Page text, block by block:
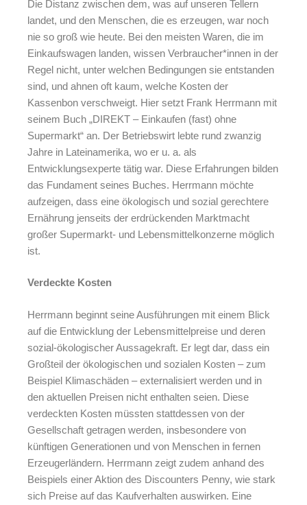
Die Distanz zwischen dem, was auf unseren Tellern
landet, und den Menschen, die es erzeugen, war noch
nie so groß wie heute. Bei den meisten Waren, die im
Einkaufswagen landen, wissen Verbraucher*innen in der
Regel nicht, unter welchen Bedingungen sie entstanden
sind, und ahnen oft kaum, welche Kosten der
Kassenbon verschweigt. Hier setzt Frank Herrmann mit
seinem Buch „DIREKT – Einkaufen (fast) ohne
Supermarkt“ an. Der Betriebswirt lebte rund zwanzig
Jahre in Lateinamerika, wo er u. a. als
Entwicklungsexperte tätig war. Diese Erfahrungen bilden
das Fundament seines Buches. Herrmann möchte
aufzeigen, dass eine ökologisch und sozial gerechtere
Ernährung jenseits der erdrückenden Marktmacht
großer Supermarkt- und Lebensmittelkonzerne möglich
ist.
Verdeckte Kosten
Herrmann beginnt seine Ausführungen mit einem Blick
auf die Entwicklung der Lebensmittelpreise und deren
sozial-ökologischer Aussagekraft. Er legt dar, dass ein
Großteil der ökologischen und sozialen Kosten – zum
Beispiel Klimaschäden – externalisiert werden und in
den aktuellen Preisen nicht enthalten seien. Diese
verdeckten Kosten müssten stattdessen von der
Gesellschaft getragen werden, insbesondere von
künftigen Generationen und von Menschen in fernen
Erzeugerländern. Herrmann zeigt zudem anhand des
Beispiels einer Aktion des Discounters Penny, wie stark
sich Preise auf das Kaufverhalten auswirken. Eine